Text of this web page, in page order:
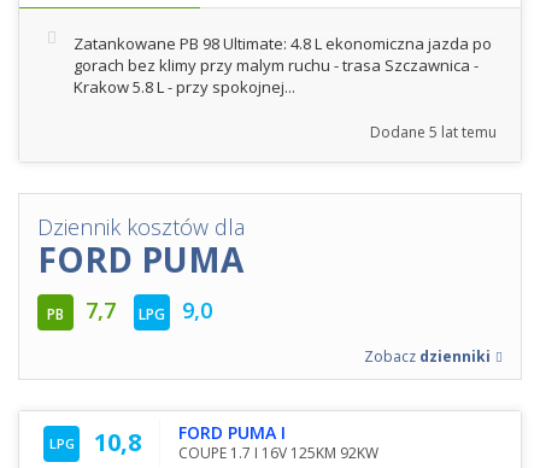
Zatankowane PB 98 Ultimate: 4.8 L ekonomiczna jazda po
gorach bez klimy przy malym ruchu - trasa Szczawnica -
Krakow 5.8 L - przy spokojnej...
Dodane 5 lat temu
Dziennik kosztów dla
FORD PUMA
PB 7,7 LPG 9,0
Zobacz dzienniki
LPG 10,8 FORD PUMA I
COUPE 1.7 I 16V 125KM 92KW